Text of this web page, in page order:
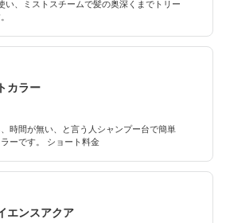
い、ミストスチームで髪の奥深くまでトリー
カラー
時間が無い、と言う人シャンプー台で簡単
ーです。 ショート料金
エンスアクア